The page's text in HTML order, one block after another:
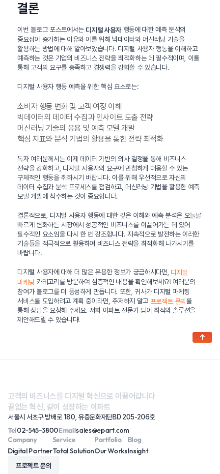
결론
이번 블로그 포스트에서는 디지털 사용자 행동에 대한 예측 분석의
중요성이 증가하는 이유와 이를 위해 빅데이터와 머신러닝 기술을
활용하는 방법에 대해 알아보았습니다. 디지털 사용자 행동을 이해하고
예측하는 것은 기업의 비즈니스 전략을 최적화하는 데 필수적이며, 이를
통해 고객의 요구를 충족하고 경쟁력을 강화할 수 있습니다.
디지털 사용자 행동 예측을 위한 핵심 요소로는:
소비자 행동 변화 및 고객 여정 이해
빅데이터의 데이터 수집과 인사이트 도출 전략
머신러닝 기술의 응용 및 예측 모델 개발
핵심 지표와 분석 기법의 활용을 통한 전략 최적화
독자 여러분께서는 이제 데이터 기반의 의사 결정을 통해 비즈니스
전략을 강화하고, 디지털 사용자의 요구에 민첩하게 대응할 수 있는
구체적인 행동을 취하시기 바랍니다. 이를 위해 우선적으로 자신의
데이터 수집과 분석 프로세스를 점검하고, 머신러닝 기법을 활용한 예측
모델 개발에 착수하는 것이 중요합니다.
결론적으로, 디지털 사용자 행동에 대한 깊은 이해와 예측 분석은 오늘날
빠르게 변화하는 시장에서 성공적인 비즈니스를 이끌어가는 데 있어
필수적인 요소임을 다시 한 번 강조합니다. 지속적으로 발전하는 이러한
기술들을 적극적으로 활용하여 비즈니스 전략을 최적화해 나가시기를
바랍니다.
디지털 사용자에 대해 더 많은 유용한 정보가 궁금하시다면, 디지털
마케팅 카테고리를 방문하여 심층적인 내용을 확인해보세요! 여러분의
참여가 블로그를 더 풍성하게 만듭니다. 또한, 귀사가 디지털 마케팅
서비스를 도입하려고 계획 중이라면, 주저하지 말고 프로젝트 문의를
통해 상담을 요청해 주세요. 저희 이파트 전문가 팀이 최적의 솔루션을
제안해드릴 수 있습니다!
고객의 비즈니스를 디지털 혁신으로 이끌어갑니다
끝없는 혁신, 같이 성장하는 이파트
서울시 서초구 방배로 180, 유중문화재단BD 205-206호
Tel02-545-3800Emailsales@epart.com
Company
Digital Partner
Service
Total Solution
Portfolio
Our Works
Blog
Insight
프로젝트 문의
↑